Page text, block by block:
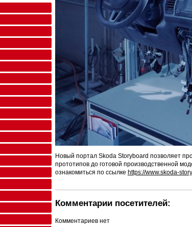
Новый портал Skoda Storyboard позволяет
прототипов до готовой производственной
ознакомиться по ссылке https://www.skoda-
Комментарии посетителей:
Комментариев нет